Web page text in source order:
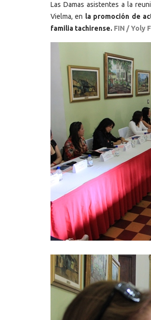
Las Damas asistentes a la
Vielma, en la promoción de
familia tachirense. FIN / Yoly